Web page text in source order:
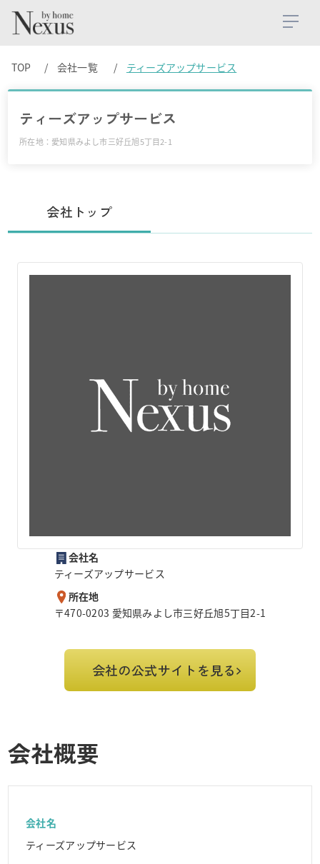
TOP 会社一覧 ティーズアップサービス
ティーズアップサービス
所在地：愛知県みよし市三好丘旭5丁目2-1
会社トップ
会社名
ティーズアップサービス
所在地
〒470-0203 愛知県みよし市三好丘旭5丁目2-1
会社の公式サイトを見る
会社概要
会社名
ティーズアップサービス